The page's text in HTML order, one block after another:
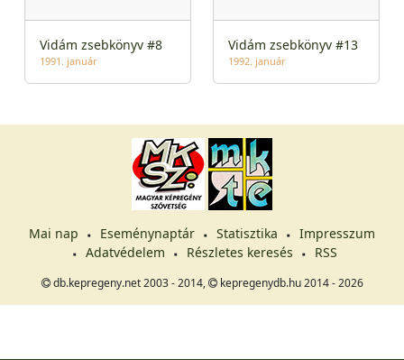
Vidám zsebkönyv #8
1991. január
Vidám zsebkönyv #13
1992. január
Mai nap Eseménynaptár Statisztika
Impresszum
Adatvédelem
Részletes keresés RSS
db.kepregeny.net 2003 - 2014, kepregenydb.hu 2014 - 2026